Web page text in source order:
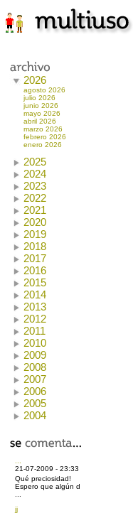
2026
agosto 2026
julio 2026
junio 2026
mayo 2026
abril 2026
marzo 2026
febrero 2026
enero 2026
2025
2024
2023
2022
2021
2020
2019
2018
2017
2016
2015
2014
2013
2012
2011
2010
2009
2008
2007
2006
2005
2004
21-07-2009 - 23:33
Qué preciosidad!
Espero que algún d
jj